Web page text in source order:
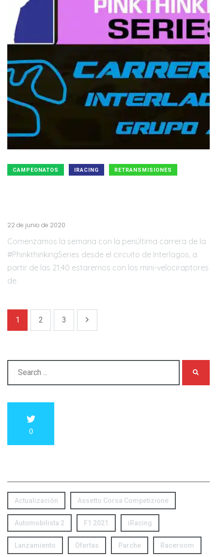
CAMPEONATOS IRACING RETRANSMISIONES
22 de junio de 2020
Comenzamos la semana con la penúltima carrera de la
#PhinkthinkingSeries desde el circuito de Interlagos, a
partir de las 21:40 estaremos con los mini-velociraptores
de
1 2 3
0
Actualización Assetto Corsa Competizione
Automobilista 2 F1 2021 iRacing
Lanzamiento Ofertas Parche Raceroom